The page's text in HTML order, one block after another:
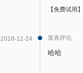
【免费试用
2018-12-24 发表评论
哈哈